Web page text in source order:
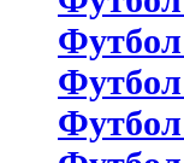
Футбол